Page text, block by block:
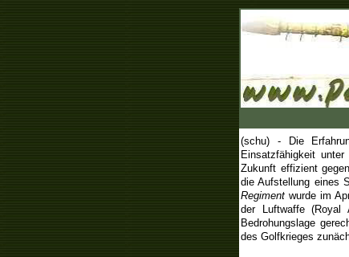
(schu) - Die
Einsatzfähigkeit
Zukunft effizient
die Aufstellung eines
Regiment wurde im
der Luftwaffe (Royal
Bedrohungslage
des Golfkrieges